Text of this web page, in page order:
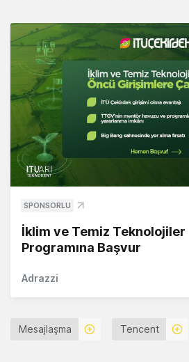
SPONSORLU
İklim ve Temiz Teknolojiler
Programına Başvur
Adrazzi
Mesajlaşma Tencent